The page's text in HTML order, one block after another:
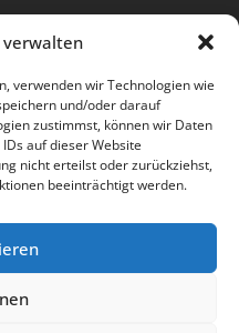
verwenden wir Technologien wie
und/oder darauf
zustimmst, können wir Daten
auf dieser Website
nicht erteilst oder zurückziehst,
beeinträchtigt werden.
18.00 Uhr